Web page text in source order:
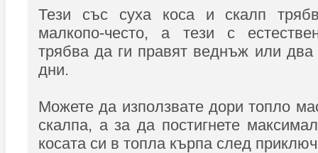
Тези със суха коса и скалп
малкопо-често, а тези с
трябва да ги правят веднъж или
дни.
Можете да използвате дори топло
скалпа, а за да постигнете
косата си в топла кърпа след